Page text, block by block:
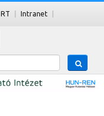
RT
Intranet